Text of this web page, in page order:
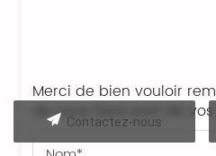
Merci de bien vouloir
de nous faire part de vos
Contactez-nous